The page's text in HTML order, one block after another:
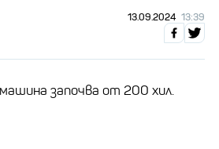
13.09.2024 13:39
започва от 200 хил.